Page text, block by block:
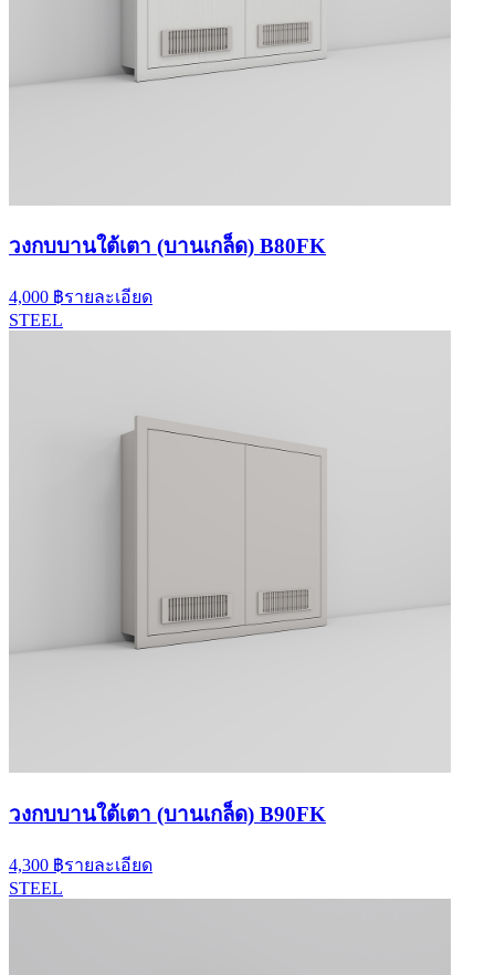
วงกบบานใต้เตา (บานเกล็ด) B80FK
4,000 ฿รายละเอียด
STEEL
วงกบบานใต้เตา (บานเกล็ด) B90FK
4,300 ฿รายละเอียด
STEEL